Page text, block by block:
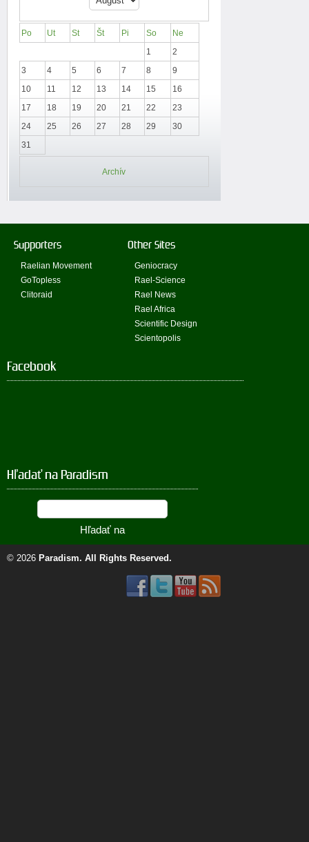
Po Ut St Št Pi So
Ne
1
2
3
4 5 6 7 8
9
10
11 12 13 14 15
16
17
18 19 20 21 22
23
24
25 26 27 28 29
30
31
Archív
Supporters
Raelian Movement
GoTopless
Clitoraid
Other Sites
Geniocracy
Rael-Science
Rael News
Rael Africa
Scientific Design
Scientopolis
Facebook
Hľadať na Paradism
© 2026 Paradism. All Rights Reserved.